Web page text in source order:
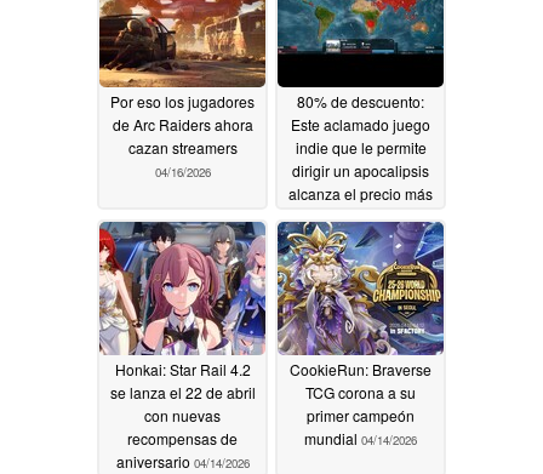
Por eso los jugadores
de Arc Raiders ahora
cazan streamers
04/16/2026
80% de descuento:
Este aclamado juego
indie que le permite
dirigir un apocalipsis
alcanza el precio más
Steam04/16/2026
Honkai: Star Rail 4.2
se lanza el 22 de abril
con nuevas
recompensas de
aniversario 04/14/2026
CookieRun: Braverse
TCG corona a su
primer campeón
mundial 04/14/2026